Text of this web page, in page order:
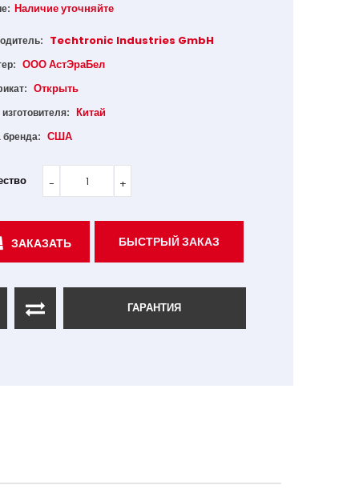
Наличие уточняйте
Techtronic Industries GmbH
ООО АстЭраБел
Открыть
Китай
бренда: США
ЗАКАЗАТЬ БЫСТРЫЙ ЗАКАЗ
ГАРАНТИЯ